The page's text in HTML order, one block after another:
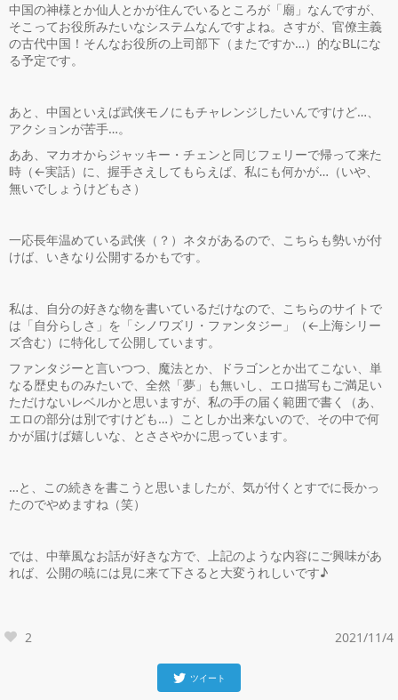
中国の神様とか仙人とかが住んでいるところが「廟」なんですが、
そこってお役所みたいなシステムなんですよね。さすが、官僚主義
の古代中国！そんなお役所の上司部下（またですか…）的なBLにな
る予定です。
あと、中国といえば武侠モノにもチャレンジしたいんですけど…、
アクションが苦手…。
ああ、マカオからジャッキー・チェンと同じフェリーで帰って来た
時（←実話）に、握手さえしてもらえば、私にも何かが…（いや、
無いでしょうけどもさ）
一応長年温めている武侠（？）ネタがあるので、こちらも勢いが付
けば、いきなり公開するかもです。
私は、自分の好きな物を書いているだけなので、こちらのサイトで
は「自分らしさ」を「シノワズリ・ファンタジー」（←上海シリー
ズ含む）に特化して公開しています。
ファンタジーと言いつつ、魔法とか、ドラゴンとか出てこない、単
なる歴史ものみたいで、全然「夢」も無いし、エロ描写もご満足い
ただけないレベルかと思いますが、私の手の届く範囲で書く（あ、
エロの部分は別ですけども…）ことしか出来ないので、その中で何
かが届けば嬉しいな、とささやかに思っています。
…と、この続きを書こうと思いましたが、気が付くとすでに長かっ
たのでやめますね（笑）
では、中華風なお話が好きな方で、上記のような内容にご興味があ
れば、公開の暁には見に来て下さると大変うれしいです♪
2 2021/11/4
ツイート